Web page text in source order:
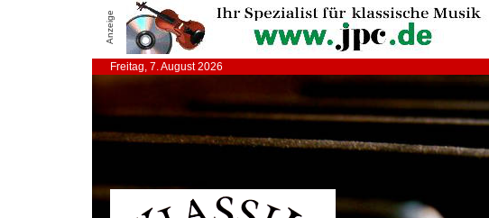
Anzeige
Freitag, 7. August 2026